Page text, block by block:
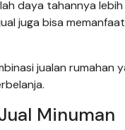
daya tahannya
juga bisa
jualan rumahan
Minuman